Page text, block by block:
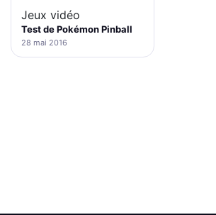
Jeux vidéo
Test de Pokémon Pinball
28 mai 2016